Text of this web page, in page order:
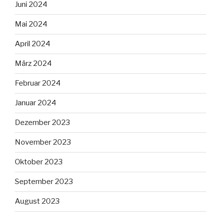
Juni 2024
Mai 2024
April 2024
März 2024
Februar 2024
Januar 2024
Dezember 2023
November 2023
Oktober 2023
September 2023
August 2023